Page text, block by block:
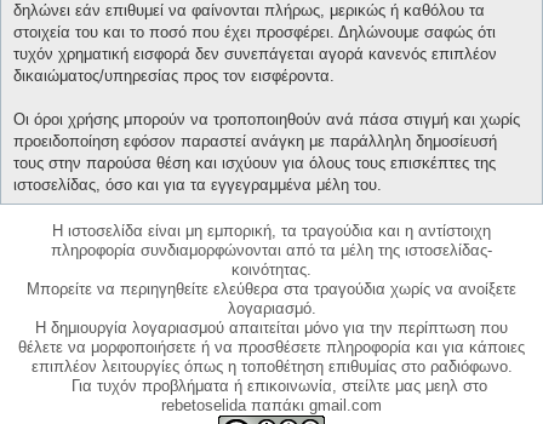
δηλώνει εάν επιθυμεί να φαίνονται πλήρως, μερικώς ή καθόλου τα
στοιχεία του και το ποσό που έχει προσφέρει. Δηλώνουμε σαφώς ότι
τυχόν χρηματική εισφορά δεν συνεπάγεται αγορά κανενός επιπλέον
δικαιώματος/υπηρεσίας προς τον εισφέροντα.
Οι όροι χρήσης μπορούν να τροποποιηθούν ανά πάσα στιγμή και χωρίς
προειδοποίηση εφόσον παραστεί ανάγκη με παράλληλη δημοσίευσή
τους στην παρούσα θέση και ισχύουν για όλους τους επισκέπτες της
ιστοσελίδας, όσο και για τα εγγεγραμμένα μέλη του.
Η ιστοσελίδα είναι μη εμπορική, τα τραγούδια και η αντίστοιχη
πληροφορία συνδιαμορφώνονται από τα μέλη της ιστοσελίδας-
κοινότητας.
Μπορείτε να περιηγηθείτε ελεύθερα στα τραγούδια χωρίς να ανοίξετε
λογαριασμό.
Η δημιουργία λογαριασμού απαιτείται μόνο για την περίπτωση που
θέλετε να μορφοποιήσετε ή να προσθέσετε πληροφορία και για κάποιες
επιπλέον λειτουργίες όπως η τοποθέτηση επιθυμίας στο ραδιόφωνο.
Για τυχόν προβλήματα ή επικοινωνία, στείλτε μας μεηλ στο
rebetoselida παπάκι gmail.com